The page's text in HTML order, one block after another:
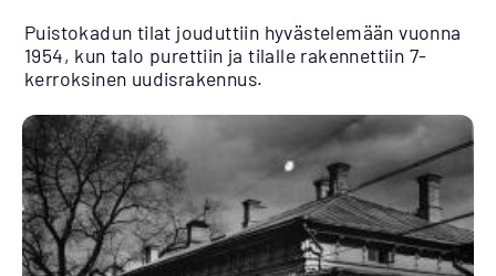
Puistokadun tilat jouduttiin hyvästelemään vuonna
1954, kun talo purettiin ja tilalle rakennettiin 7-
kerroksinen uudisrakennus.